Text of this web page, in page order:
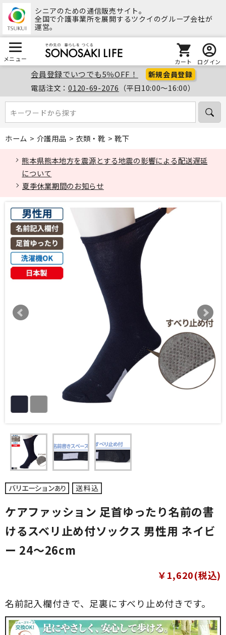
シニアのための通信販売サイト。
全国で介護事業所を展開するツクイのグループ会社が
運営。
メニュー カート ログイン
会員登録でいつでも5％OFF！ 新規会員登録
電話注文：0120-69-2076 （平日10:00～16:00）
キーワードから探す
キーワードから探す
ホーム > 介護用品 > 衣類・靴 >靴下
熊本県熊本地方を震源とする地震の影響による配送遅延
について
夏季休業期間のお知らせ
ケアファッション 足首ゆったり名前の書
けるスベリ止め付ソックス 男性用 ネイビ
ー 24～26cm
名前記入欄付きで、足裏にすべり止め付きです。
￥1,620(税込)